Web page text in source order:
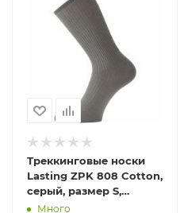
Треккинговые носки
Lasting ZPK 808 Cotton,
серый, размер S,
ZPK808S
Много